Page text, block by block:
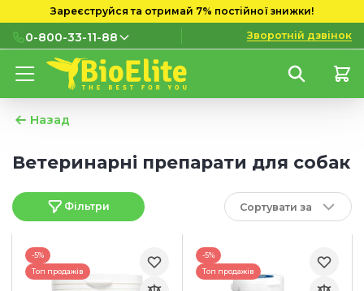
Зареєструйся та отримай 7% постійної знижки!
0-800-33-11-88
0-800-33-11-88
мобільних номерів
(073) 133 11 88
Зворотній дзвінок
Назад
Ветеринарні препарати для собак
Фільтри Сортувати за
-5%
Топ продажів
-5%
Топ продажів